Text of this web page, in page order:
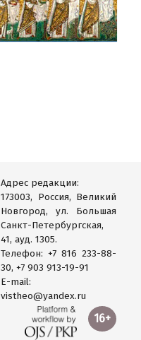
Адрес редакции:
173003, Россия, Великий
Новгород, ул. Большая
Санкт-Петербургская,
41, ауд. 1305.
Телефон: +7 816 233-88-
30, +7 903 913-19-91
E-mail:
vistheo@yandex.ru
16+